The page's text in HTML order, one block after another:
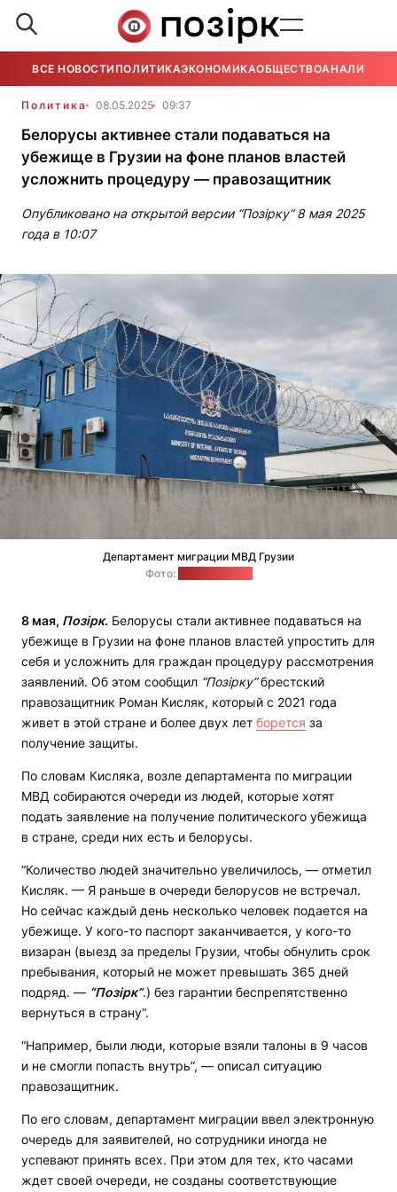
ВСЕ НОВОСТИ ПОЛИТИКАЭКОНОМИКАОБЩЕСТВОАНАЛИТИКА
Политика 08.05.2025 09:37
Белорусы активнее стали подаваться на
убежище в Грузии на фоне планов властей
усложнить процедуру — правозащитник
Опубликовано на открытой версии “Позірку“ 8 мая 2025
года в 10:07
Департамент миграции МВД Грузии
Фото:
8 мая, Позірк. Белорусы стали активнее подаваться на
убежище в Грузии на фоне планов властей упростить для
себя и усложнить для граждан процедуру рассмотрения
заявлений. Об этом сообщил “Позірку”брестский
правозащитник Роман Кисляк, который с 2021 года
живет в этой стране и более двух лет борется за
получение защиты.
По словам Кисляка, возле департамента по миграции
МВД собираются очереди из людей, которые хотят
подать заявление на получение политического убежища
в стране, среди них есть и белорусы.
“Количество людей значительно увеличилось, — отметил
Кисляк. — Я раньше в очереди белорусов не встречал.
Но сейчас каждый день несколько человек подается на
убежище. У кого-то паспорт заканчивается, у кого-то
визаран (выезд за пределы Грузии, чтобы обнулить срок
пребывания, который не может превышать 365 дней
подряд. — “Позірк”.) без гарантии беспрепятственно
вернуться в страну“.
“Например, были люди, которые взяли талоны в 9 часов
и не смогли попасть внутрь”, — описал ситуацию
правозащитник.
По его словам, департамент миграции ввел электронную
очередь для заявителей, но сотрудники иногда не
успевают принять всех. При этом для тех, кто часами
ждет своей очереди, не созданы соответствующие